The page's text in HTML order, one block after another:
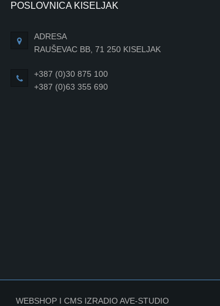
POSLOVNICA KISELJAK
ADRESA
RAUŠEVAC BB, 71 250 KISELJAK
+387 (0)30 875 100
+387 (0)63 355 690
WEBSHOP I CMS IZRADIOAVE-STUDIO